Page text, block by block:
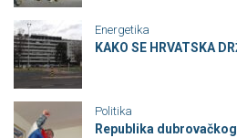
Energetika
KAKO SE HRVATSKA
Politika
Republika